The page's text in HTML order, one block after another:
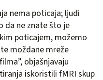
nema poticaja; ljudi
da ne znate što je
poticajem, možemo
moždane mreže
objašnjavaju
iskoristili fMRI skup